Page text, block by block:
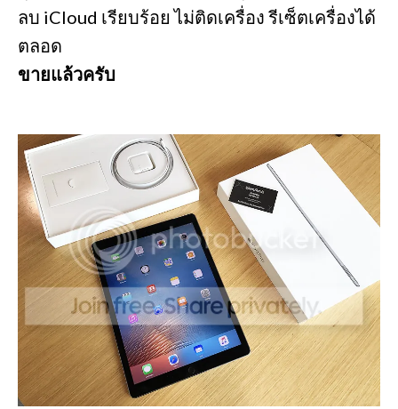
ลบ iCloud เรียบร้อย ไม่ติดเครื่อง รีเซ็ตเครื่องได้
ตลอด
ขายแล้วครับ